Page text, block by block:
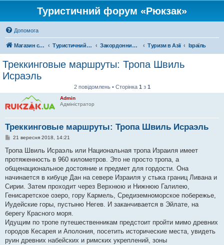
Туристичний форум «Рюкзак»
Допомога
Магазин спорядження Туристичний форум «Рюкзак» Закордонний туризм Туризм в Азії Ізраїль
Треккинговые маршруты: Тропа Швиль
Исраэль
2 повідомлень • Сторінка 1 з 1
Admin
Адміністратор
Треккинговые маршруты: Тропа Швиль Исраэль
П
в
д
о
л
е
н
н
я
21 вересня 2018, 14:21
Тропа Швиль Исраэль или Национальная тропа Израиля имеет
протяженность в 960 километров. Это не просто тропа, а
общенациональное достояние и предмет для гордости. Она
начинается в кибуце Дан на севере Израиля у стыка границ Ливана и
Сирии. Затем проходит через Верхнюю и Нижнюю Галилею,
Генисаретское озеро, гору Кармель, Средиземноморское побережье,
Иудейские горы, пустыню Негев. И заканчивается в Эйлате, на
берегу Красного моря.
Идущим по тропе путешественникам предстоит пройти мимо древних
городов Кесарея и Аполония, посетить исторические места, увидеть
руин древних набейских и римских укреплений, зоны